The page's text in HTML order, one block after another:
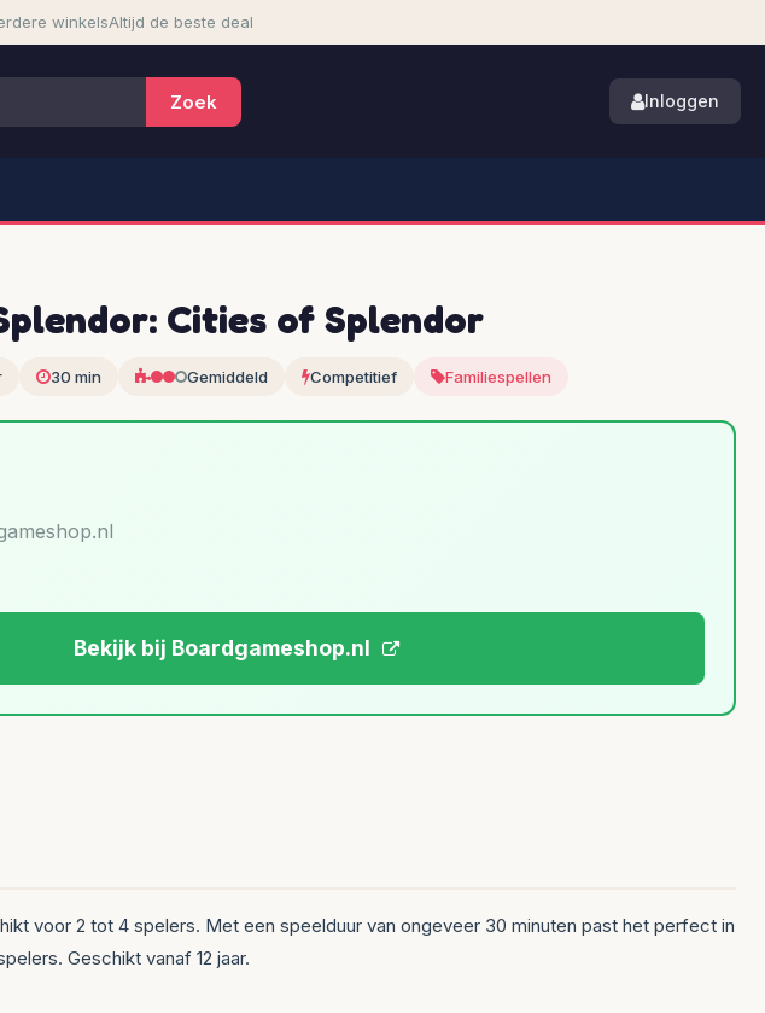
winkelsAltijd de beste deal
Inloggen
Cities of Splendor
30 min Gemiddeld Competitief Familiespellen
Bekijk bij Boardgameshop.nl
voor 2 tot 4 spelers. Met een speelduur van ongeveer 30 minuten past het perfect in
Geschikt vanaf 12 jaar.